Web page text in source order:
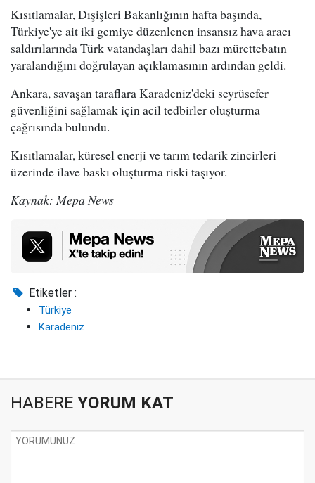
Kısıtlamalar, Dışişleri Bakanlığının hafta başında,
Türkiye'ye ait iki gemiye düzenlenen insansız hava aracı
saldırılarında Türk vatandaşları dahil bazı mürettebatın
yaralandığını doğrulayan açıklamasının ardından geldi.
Ankara, savaşan taraflara Karadeniz'deki seyrüsefer
güvenliğini sağlamak için acil tedbirler oluşturma
çağrısında bulundu.
Kısıtlamalar, küresel enerji ve tarım tedarik zincirleri
üzerinde ilave baskı oluşturma riski taşıyor.
Kaynak: Mepa News
Etiketler :
Türkiye
Karadeniz
HABERE YORUM KAT